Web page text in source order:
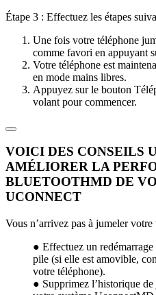
Étape 3 : Effectuez les étapes
Une fois votre téléphone
comme favori en appuyant
Votre téléphone est
en mode mains libres.
Appuyez sur le bouton
volant pour commencer.
VOICI DES CONSEILS
AMÉLIORER LA
BLUETOOTHMD DE
UCONNECT
Vous n’arrivez pas à jumeler votre
● Effectuez un
pile (si elle est amovible,
votre téléphone).
● Supprimez l’historique